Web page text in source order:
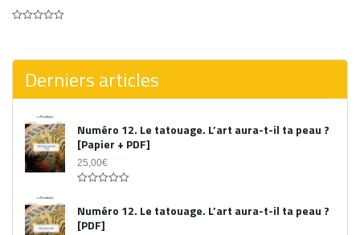
5
Derniers articles
Numéro 12. Le tatouage. L’art aura-t-il ta peau ?
[Papier + PDF]
25,00€
out
of
5
Numéro 12. Le tatouage. L’art aura-t-il ta peau ?
[PDF]